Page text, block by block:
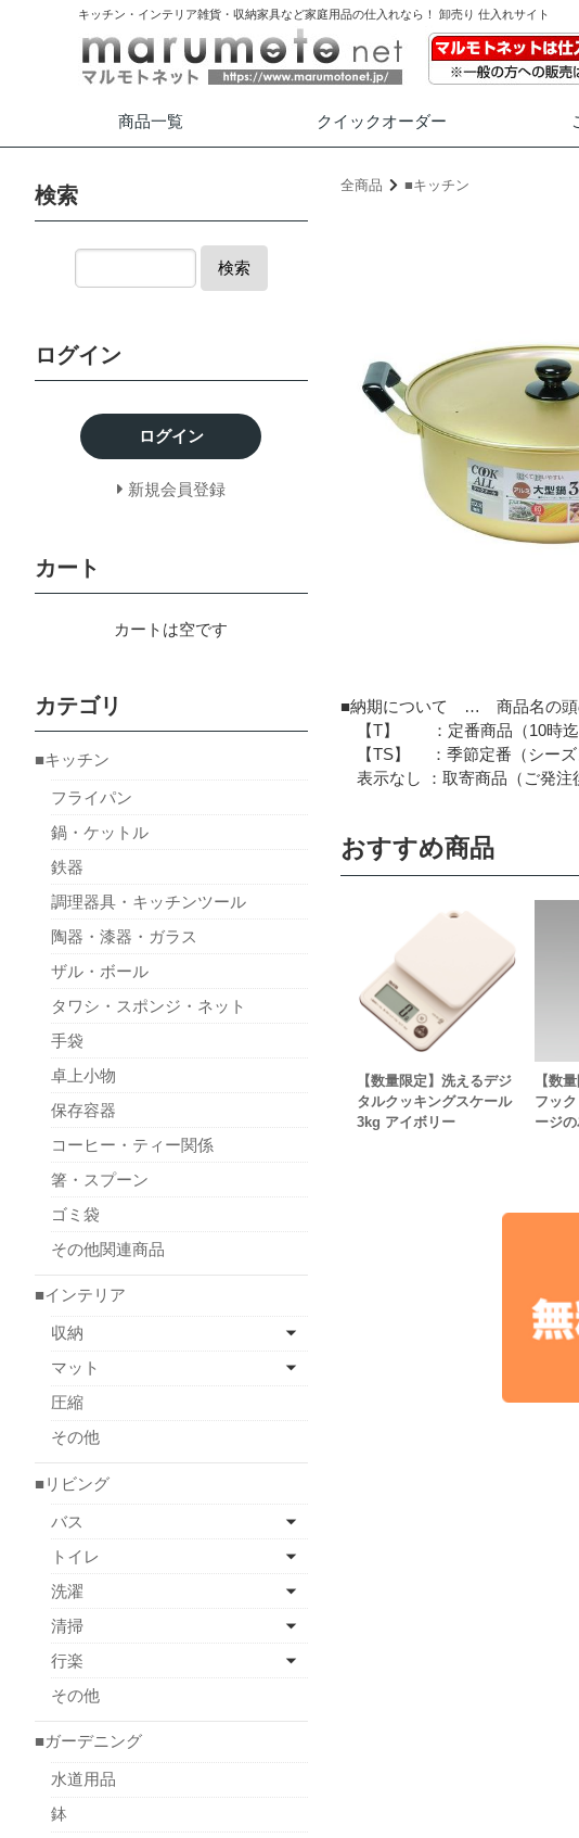
キッチン・インテリア雑貨・収納家具など家庭用品の仕入れなら！ 卸売り 仕入れサイト
商品一覧 クイックオーダー
全商品 ■キッチン
■納期について … 商品名の頭
【T】 ：定番商品（10時迄
【TS】 ：季節定番（シーズ
表示なし ：取寄商品（ご発注
おすすめ商品
【数量限定】洗えるデジ
タルクッキングスケール
3kg アイボリー
【数
フッ
ージ
検索
検索
ログイン
ログイン
新規会員登録
カート
カートは空です
カテゴリ
■キッチン
フライパン
鍋・ケットル
鉄器
調理器具・キッチンツール
陶器・漆器・ガラス
ザル・ボール
タワシ・スポンジ・ネット
手袋
卓上小物
保存容器
コーヒー・ティー関係
箸・スプーン
ゴミ袋
その他関連商品
■インテリア
収納
マット
圧縮
その他
■リビング
バス
トイレ
洗濯
清掃
行楽
その他
■ガーデニング
水道用品
鉢